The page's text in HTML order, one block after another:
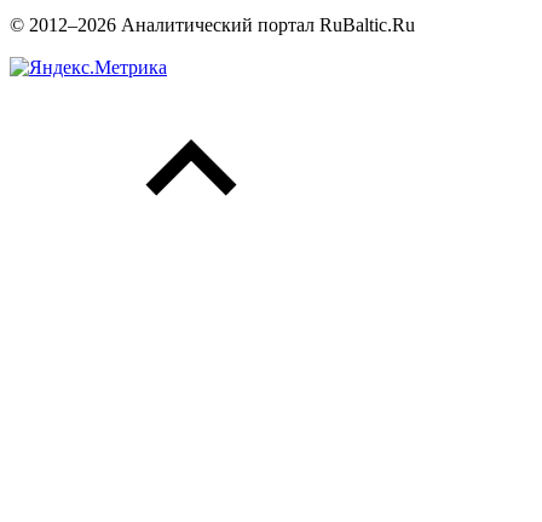
© 2012–2026 Аналитический портал RuBaltic.Ru